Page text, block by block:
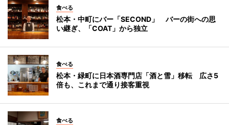
食べる
松本・中町にバー「SECOND」 バーの街への思
い継ぎ、「COAT」から独立
食べる
松本・緑町に日本酒専門店「酒と雪」移転 広さ5
倍も、これまで通り接客重視
食べる